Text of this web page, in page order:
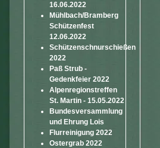
16.06.2022
Mühlbach/Bramberg
Schützenfest
12.06.2022
Schützenschnurschießen
2022
Paß Strub -
Gedenkfeier 2022
Alpenregionstreffen
St. Martin - 15.05.2022
Bundesversammlung
und Ehrung Lois
Flurreinigung 2022
Ostergrab 2022